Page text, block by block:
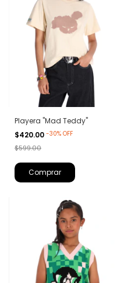
Playera "Mad Teddy"
$420.00 -30% OFF
$599.00
Comprar